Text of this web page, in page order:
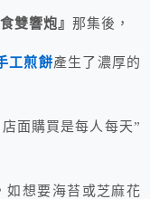
雙響炮』那集後，
工煎餅產生了濃厚的
面購買是每人每天”
如想要海苔或芝麻花